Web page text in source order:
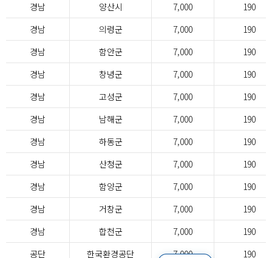
경남
양산시 7,000
190
경남
의령군 7,000
190
경남
함안군 7,000
190
경남
창녕군 7,000
190
경남
고성군 7,000
190
경남
남해군 7,000
190
경남
하동군 7,000
190
경남
산청군 7,000
190
경남
함양군 7,000
190
경남
거창군 7,000
190
경남
합천군 7,000
190
공단
한국환경공단 7,000 190